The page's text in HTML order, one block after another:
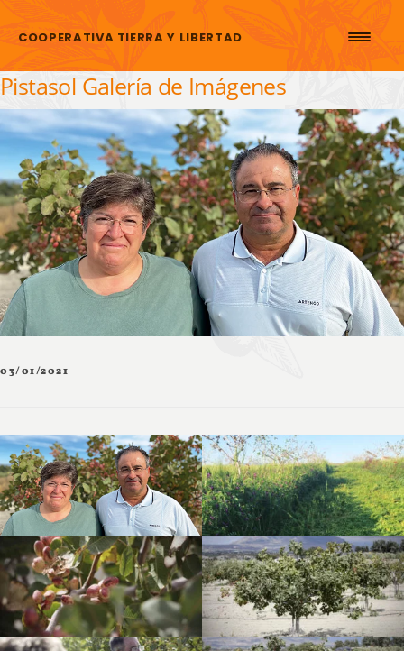
COOPERATIVA TIERRA Y LIBERTAD
Pistasol Galería de Imágenes
03/01/2021